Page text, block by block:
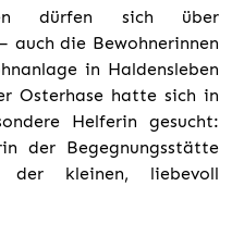
dürfen sich über
auch die Bewohnerinnen
in Haldensleben
Osterhase hatte sich in
Helferin gesucht:
der Begegnungsstätte
der kleinen, liebevoll